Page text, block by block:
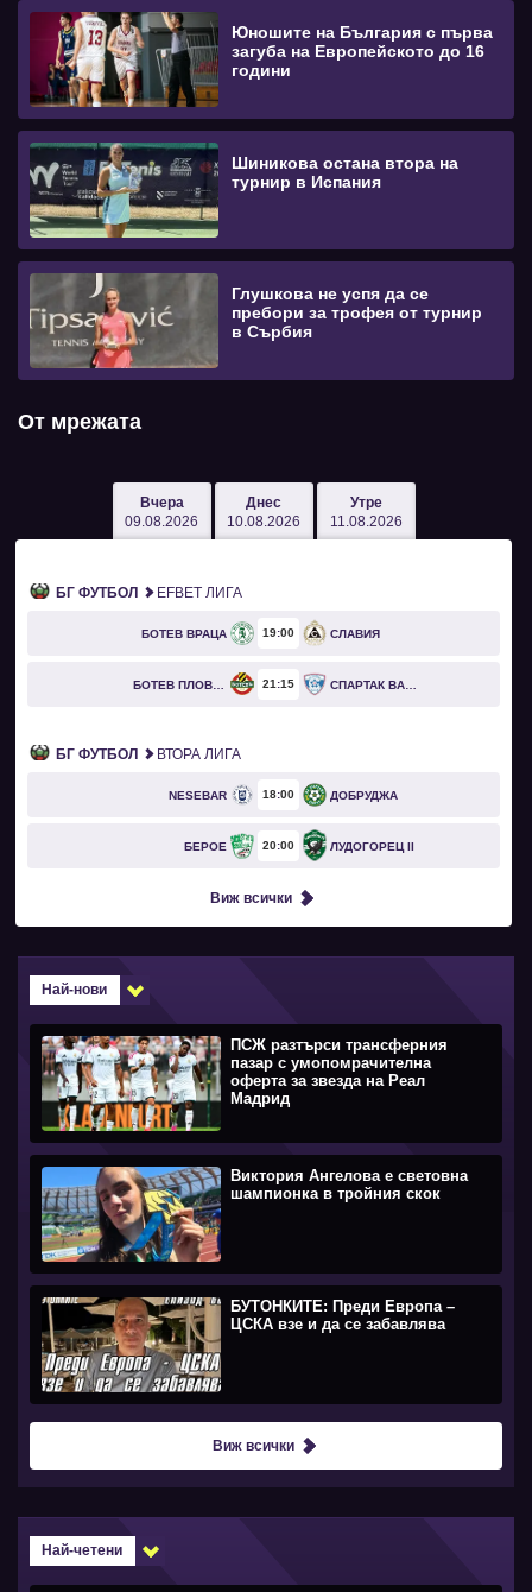
Юношите на България с първа
загуба на Европейското до 16
години
Шиникова остана втора на
турнир в Испания
Глушкова не успя да се
пребори за трофея от турнир
в Сърбия
От мрежата
Вчера
09.08.2026
Днес
10.08.2026
Утре
11.08.2026
БГ ФУТБОЛ EFBET ЛИГА
БОТЕВ ВРАЦА 19 00 СЛАВИЯ
БОТЕВ ПЛОВДИВ 21 15 СПАРТАК ВАРНА
БГ ФУТБОЛ ВТОРА ЛИГА
NESEBAR 18 00 ДОБРУДЖА
БЕРОЕ 20 00 ЛУДОГОРЕЦ II
Виж всички
Най-нови
ПСЖ разтърси трансферния
пазар с умопомрачителна
оферта за звезда на Реал
Мадрид
Виктория Ангелова е световна
шампионка в тройния скок
БУТОНКИТЕ: Преди Европа –
ЦСКА взе и да се забавлява
Виж всички
Най-четени